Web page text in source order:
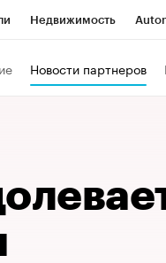
Недвижимость
Новости партнеров